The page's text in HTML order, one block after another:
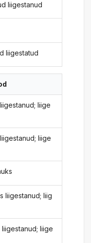
liigestanud
liigestatud
liige
liige
liigestanud; liig
liige